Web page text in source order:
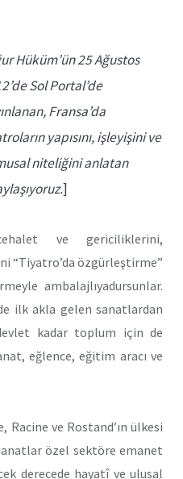
Hüküm’ün 25 Ağustos
Sol Portal’de
Fransa’da
yapısını, işleyişini ve
niteliğini anlatan
]
ve gericiliklerini,
“Tiyatro’da özgürleştirme”
ambalajlıyadursunlar.
ilk akla gelen sanatlardan
kadar toplum için de
eğlence, eğitim aracı ve
Racine ve Rostand’ın ülkesi
özel sektöre emanet
derecede hayatî ve ulusal